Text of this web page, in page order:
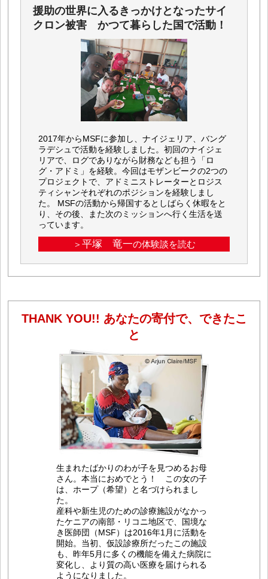
援助の世界に入るきっかけとなったサイ
クロン被害 かつて暮らした国で活動！
2017年からMSFに参加し、ナイジェリア、バング
ラデシュで活動を経験しました。初回のナイジェ
リアで、ログでありながら財務なども担う「ロ
グ・アドミ」を経験。今回はモザンビークの2つの
プロジェクトで、アドミニストレーターとロジス
ティシャンそれぞれのポジションを経験しまし
た。 MSFの活動から帰国するとしばらく休暇をと
り、その後、また次のミッションへ行く生活を送
っています。
＞ 平塚 竜一の体験談を読む
THANK YOU!! あなたの寄付で、できたこ
と
生まれたばかりのわが子を見つめるお母
さん。本当におめでとう！ この女の子
は、ホープ（希望）と名づけられまし
た。
産科や新生児のための診療施設がなかっ
たケニアの南部・リコニ地区で、国境な
き医師団（MSF）は2016年1月に活動を
開始。当初、仮設診療所だったこの施設
も、昨年5月に多くの機能を備えた病院に
変化し、より質の高い医療を届けられる
ようになりました。